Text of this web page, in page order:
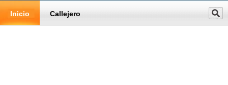
Inicio Callejero